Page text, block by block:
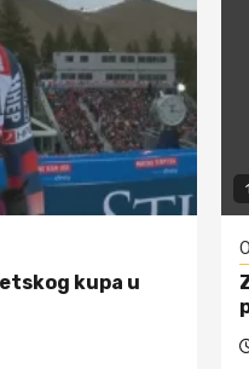
kupa u